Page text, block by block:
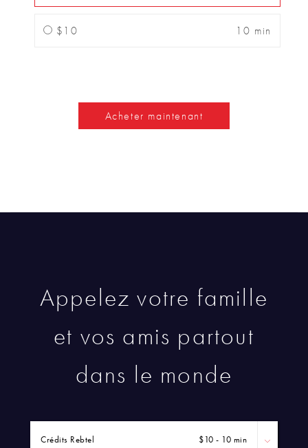
$10 10 min
Acheter maintenant
Appelez votre famille
et vos amis partout
dans le monde
Crédits Rebtel $10 - 10 min